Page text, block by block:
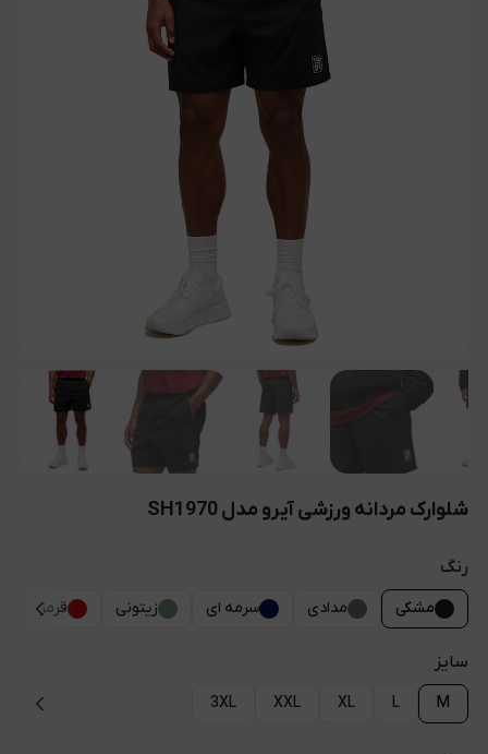
شلوارک مردانه ورزشی آیرو مدل SH1970
رنگ
مشکی مدادی سرمه ای زیتونی قرمز
سایز
M
L
XL
XXL
3XL